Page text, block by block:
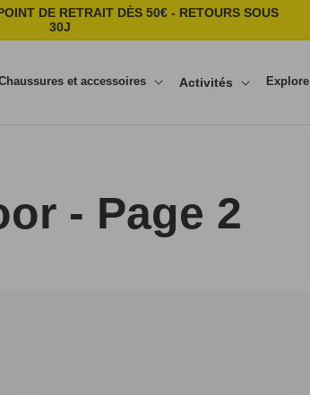
DE RETRAIT DÈS 50€ - RETOURS SOUS
30J
et accessoires Activités Explore
- Page 2